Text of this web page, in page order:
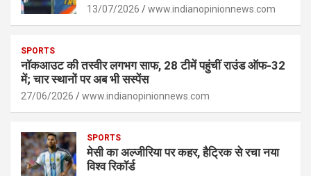
13/07/2026 www.indianopinionnews.com
SPORTS
नॉकआउट की तस्वीर लगभग साफ, 28 टीमें पहुंचीं राउंड ऑफ-32
में; चार स्थानों पर अब भी सस्पेंस
27/06/2026 www.indianopinionnews.com
SPORTS
मेसी का अल्जीरिया पर कहर, हैट्रिक से रचा नया
विश्व रिकॉर्ड